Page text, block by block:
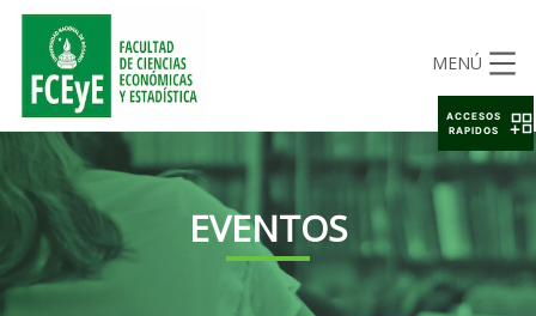
MENÚ
EVENTOS
ACCESOS
RAPIDOS